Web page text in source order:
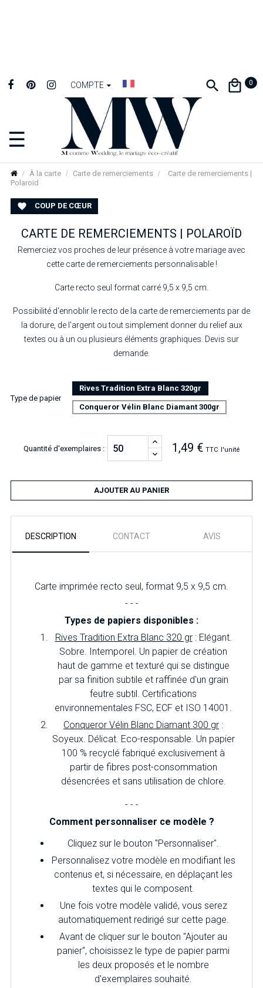
COMPTE 0
Basculer
la
navigation
☰
À la carte Carte de remerciements
Carte de remerciements |
Polaroïd
 COUP DE CŒUR
CARTE DE REMERCIEMENTS | POLAROÏD
Remerciez vos proches de leur présence à votre mariage avec
cette carte de remerciements personnalisable !
Carte recto seul format carré 9,5 x 9,5 cm.
Possibilité d'ennoblir le recto de la carte de remerciements par de
la dorure, de l'argent ou tout simplement donner du relief aux
textes ou à un ou plusieurs éléments graphiques. Devis sur
demande.
Type de papier
Rives Tradition Extra Blanc 320gr
Conqueror Vélin Blanc Diamant 300gr
Quantité d'exemplaires : 1,49 € TTC l'unité
AJOUTER AU PANIER
DESCRIPTION CONTACT AVIS
Carte imprimée recto seul, format 9,5 x 9,5 cm.
- - -
Types de papiers disponibles :
Rives Tradition Extra Blanc 320 gr: Elégant.
Sobre. Intemporel. Un papier de création
haut de gamme et texturé qui se distingue
par sa finition subtile et raffinée d'un grain
feutre subtil. Certifications
environnementales FSC, ECF et ISO 14001.
Conqueror Vélin Blanc Diamant 300 gr :
Soyeux. Délicat. Eco-responsable. Un papier
100 % recyclé fabriqué exclusivement à
partir de fibres post-consommation
désencrées et sans utilisation de chlore.
- - -
Comment personnaliser ce modèle ?
Cliquez sur le bouton "Personnaliser".
Personnalisez votre modèle en modifiant les
contenus et, si nécessaire, en déplaçant les
textes qui le composent.
Une fois votre modèle validé, vous serez
automatiquement redirigé sur cette page.
Avant de cliquer sur le bouton "Ajouter au
panier", choisissez le type de papier parmi
les deux proposés et le nombre
d'exemplaires souhaité.